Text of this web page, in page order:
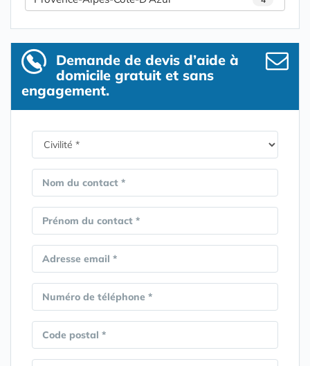
Demande de devis d’aide à
domicile gratuit et sans
engagement.
Nom du contact *
Prénom du contact *
Adresse email *
Numéro de téléphone *
Code postal *